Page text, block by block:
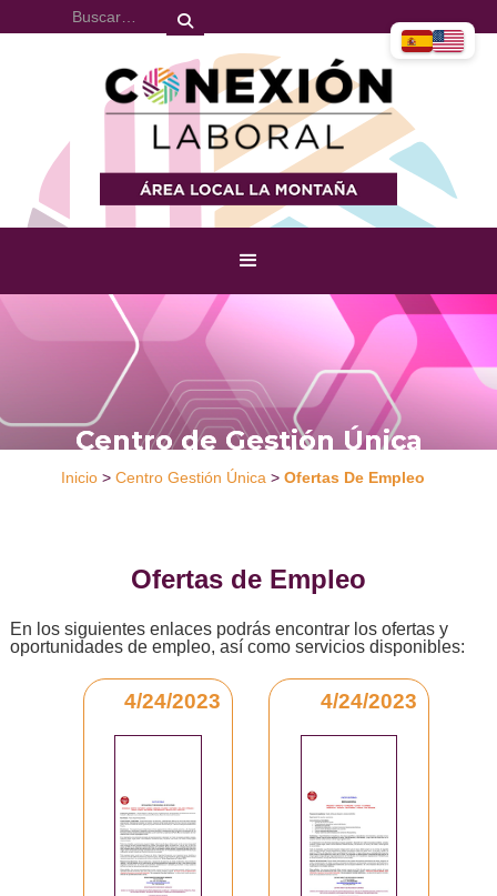
Centro de Gestión Única
Inicio> Centro Gestión Única > Ofertas De Empleo
Ofertas de Empleo
En los siguientes enlaces podrás encontrar los ofertas y
oportunidades de empleo, así como servicios disponibles:
4/24/2023 4/24/2023